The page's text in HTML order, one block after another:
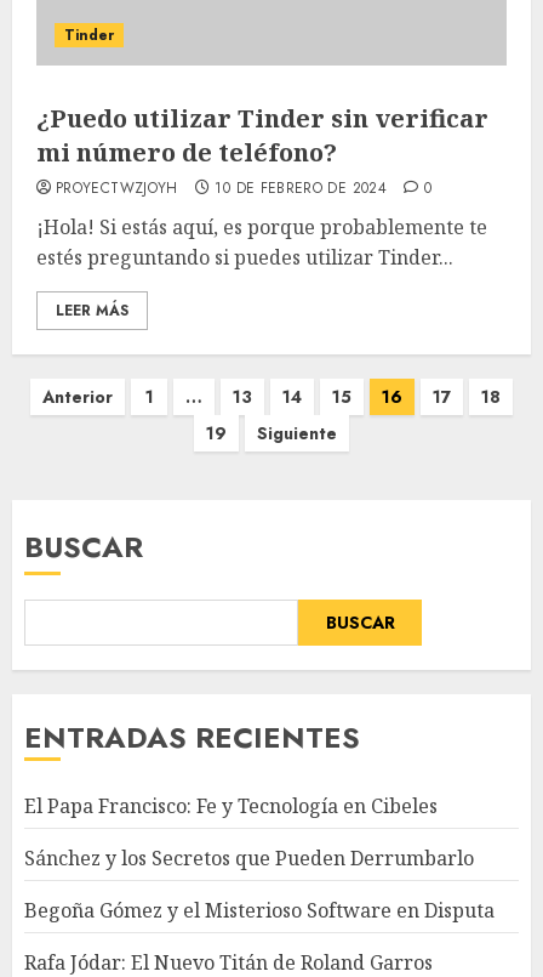
Tinder
¿Puedo utilizar Tinder sin verificar
mi número de teléfono?
PROYECTWZJOYH 10 DE FEBRERO DE 2024 0
¡Hola! Si estás aquí, es porque probablemente te
estés preguntando si puedes utilizar Tinder...
LEER MÁS
Paginación
Anterior 1 … 13 14 15 16 17
18
19
Siguiente
BUSCAR
BUSCAR
ENTRADAS RECIENTES
El Papa Francisco: Fe y Tecnología en Cibeles
Sánchez y los Secretos que Pueden Derrumbarlo
Begoña Gómez y el Misterioso Software en Disputa
Rafa Jódar: El Nuevo Titán de Roland Garros